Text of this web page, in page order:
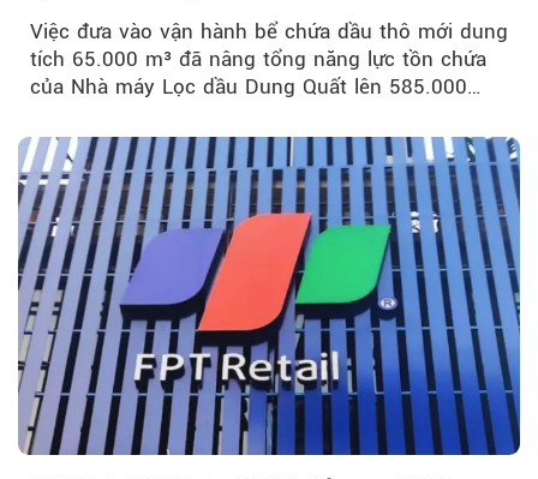
Việc đưa vào vận hành bể chứa dầu thô mới dung
tích 65.000 m³ đã nâng tổng năng lực tồn chứa
của Nhà máy Lọc dầu Dung Quất lên 585.000